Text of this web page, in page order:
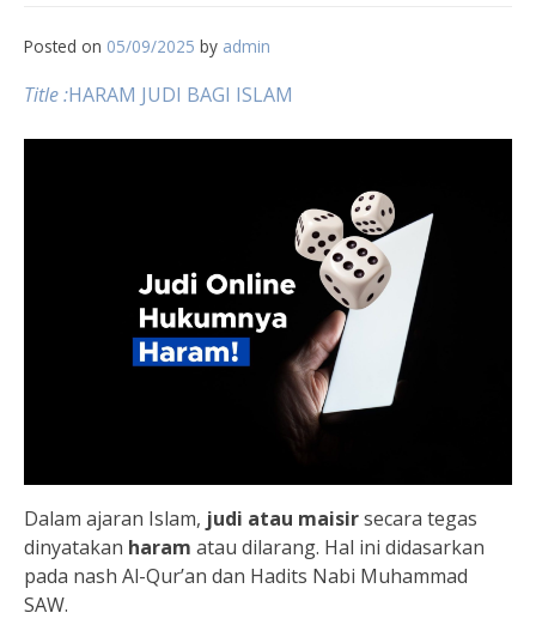
Posted on 05/09/2025 by admin
Title :HARAM JUDI BAGI ISLAM
Dalam ajaran Islam, judi atau maisirsecara tegas
dinyatakan haram atau dilarang. Hal ini didasarkan
pada nash Al-Qur’an dan Hadits Nabi Muhammad
SAW.